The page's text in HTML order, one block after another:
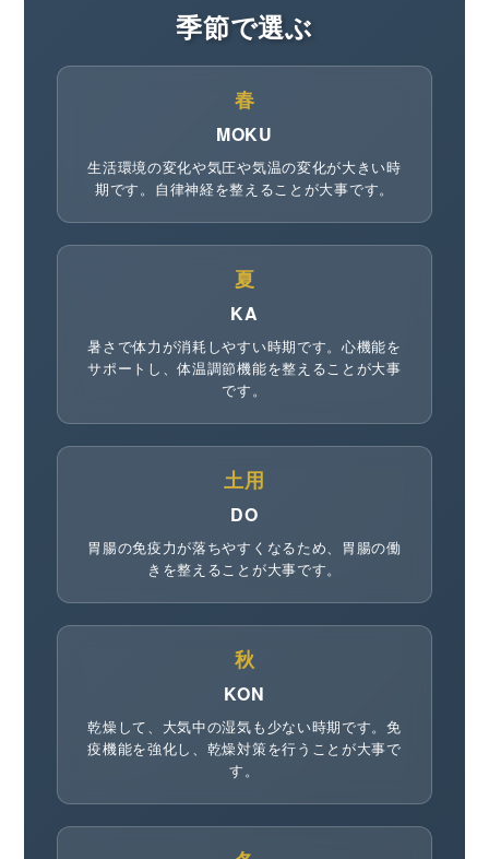
季節で選ぶ
春
MOKU
生活環境の変化や気圧や気温の変化が大きい時
期です。自律神経を整えることが大事です。
夏
KA
暑さで体力が消耗しやすい時期です。心機能を
サポートし、体温調節機能を整えることが大事
です。
土用
DO
胃腸の免疫力が落ちやすくなるため、胃腸の働
きを整えることが大事です。
秋
KON
乾燥して、大気中の湿気も少ない時期です。免
疫機能を強化し、乾燥対策を行うことが大事で
す。